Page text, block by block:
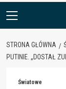
Menu
STRONA GŁÓWNA
PUTINIE. „DOSTAŁ
Światowe